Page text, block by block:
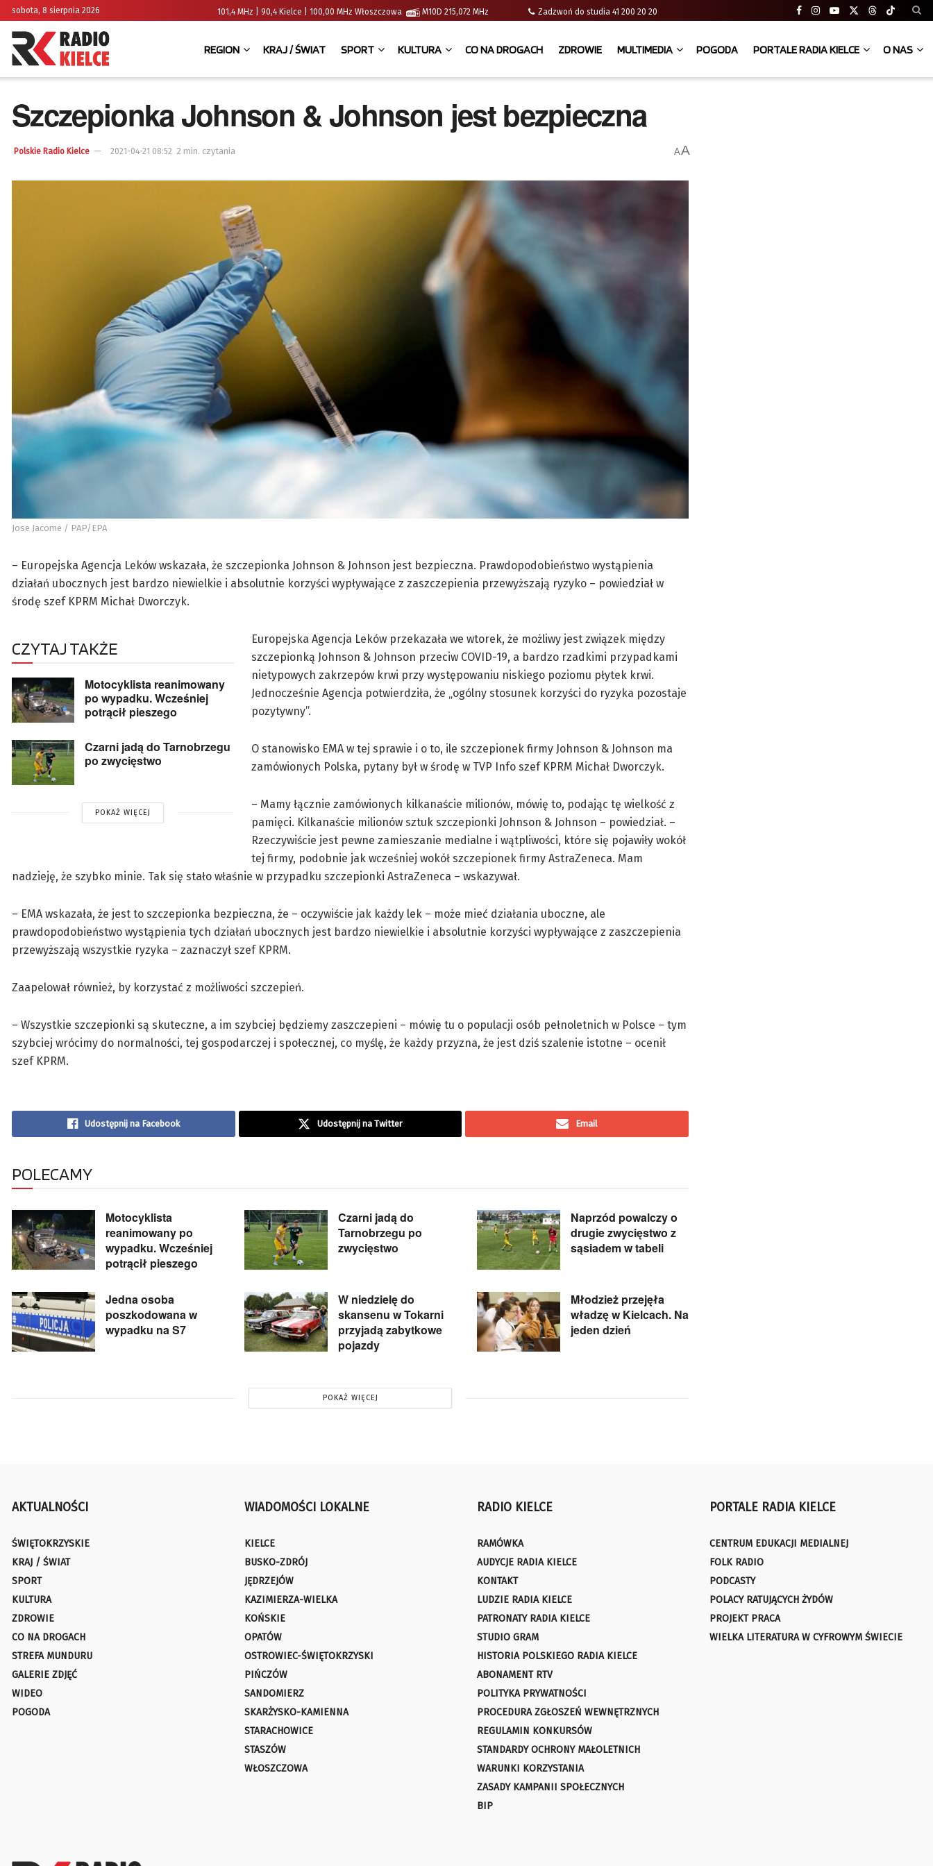
sobota, 8 sierpnia 2026 101,4 MHz | 90,4 Kielce | 100,00 MHz Włoszczowa M10D 215,072 MHz Zadzwoń do studia 41 200 20 20
REGION KRAJ / ŚWIAT SPORT KULTURA CO NA DROGACH ZDROWIE MULTIMEDIA POGODA PORTALE RADIA KIELCE O NAS
Szczepionka Johnson & Johnson jest bezpieczna
Polskie Radio Kielce 2021-04-21 08:52 2 min. czytania AA
Jose Jacome / PAP/EPA
– Europejska Agencja Leków wskazała, że szczepionka Johnson & Johnson jest bezpieczna. Prawdopodobieństwo wystąpienia
działań ubocznych jest bardzo niewielkie i absolutnie korzyści wypływające z zaszczepienia przewyższają ryzyko – powiedział w
środę szef KPRM Michał Dworczyk.
CZYTAJ TAKŻE
Motocyklista reanimowany
po wypadku. Wcześniej
potrącił pieszego
Czarni jadą do Tarnobrzegu
po zwycięstwo
POKAŻ WIĘCEJ
Europejska Agencja Leków przekazała we wtorek, że możliwy jest związek między
szczepionką Johnson & Johnson przeciw COVID-19, a bardzo rzadkimi przypadkami
nietypowych zakrzepów krwi przy występowaniu niskiego poziomu płytek krwi.
Jednocześnie Agencja potwierdziła, że „ogólny stosunek korzyści do ryzyka pozostaje
pozytywny”.
O stanowisko EMA w tej sprawie i o to, ile szczepionek firmy Johnson & Johnson ma
zamówionych Polska, pytany był w środę w TVP Info szef KPRM Michał Dworczyk.
– Mamy łącznie zamówionych kilkanaście milionów, mówię to, podając tę wielkość z
pamięci. Kilkanaście milionów sztuk szczepionki Johnson & Johnson – powiedział. –
Rzeczywiście jest pewne zamieszanie medialne i wątpliwości, które się pojawiły wokół
tej firmy, podobnie jak wcześniej wokół szczepionek firmy AstraZeneca. Mam
nadzieję, że szybko minie. Tak się stało właśnie w przypadku szczepionki AstraZeneca – wskazywał.
– EMA wskazała, że jest to szczepionka bezpieczna, że – oczywiście jak każdy lek – może mieć działania uboczne, ale
prawdopodobieństwo wystąpienia tych działań ubocznych jest bardzo niewielkie i absolutnie korzyści wypływające z zaszczepienia
przewyższają wszystkie ryzyka – zaznaczył szef KPRM.
Zaapelował również, by korzystać z możliwości szczepień.
– Wszystkie szczepionki są skuteczne, a im szybciej będziemy zaszczepieni – mówię tu o populacji osób pełnoletnich w Polsce – tym
szybciej wrócimy do normalności, tej gospodarczej i społecznej, co myślę, że każdy przyzna, że jest dziś szalenie istotne – ocenił
szef KPRM.
Udostępnij na Facebook Udostępnij na Twitter Email
POLECAMY
Motocyklista
reanimowany po
wypadku. Wcześniej
potrącił pieszego
Czarni jadą do
Tarnobrzegu po
zwycięstwo
Naprzód powalczy o
drugie zwycięstwo z
sąsiadem w tabeli
Jedna osoba
poszkodowana w
wypadku na S7
W niedzielę do
skansenu w Tokarni
przyjadą zabytkowe
pojazdy
Młodzież przejęła
władzę w Kielcach. Na
jeden dzień
POKAŻ WIĘCEJ
AKTUALNOŚCI
ŚWIĘTOKRZYSKIE
KRAJ / ŚWIAT
SPORT
KULTURA
ZDROWIE
CO NA DROGACH
STREFA MUNDURU
GALERIE ZDJĘĆ
WIDEO
POGODA
WIADOMOŚCI LOKALNE
KIELCE
BUSKO-ZDRÓJ
JĘDRZEJÓW
KAZIMIERZA-WIELKA
KOŃSKIE
OPATÓW
OSTROWIEC-ŚWIĘTOKRZYSKI
PIŃCZÓW
SANDOMIERZ
SKARŻYSKO-KAMIENNA
STARACHOWICE
STASZÓW
WŁOSZCZOWA
RADIO KIELCE
RAMÓWKA
AUDYCJE RADIA KIELCE
KONTAKT
LUDZIE RADIA KIELCE
PATRONATY RADIA KIELCE
STUDIO GRAM
HISTORIA POLSKIEGO RADIA KIELCE
ABONAMENT RTV
POLITYKA PRYWATNOŚCI
PROCEDURA ZGŁOSZEŃ WEWNĘTRZNYCH
REGULAMIN KONKURSÓW
STANDARDY OCHRONY MAŁOLETNICH
WARUNKI KORZYSTANIA
ZASADY KAMPANII SPOŁECZNYCH
BIP
PORTALE RADIA KIELCE
CENTRUM EDUKACJI MEDIALNEJ
FOLK RADIO
PODCASTY
POLACY RATUJĄCYCH ŻYDÓW
PROJEKT PRACA
WIELKA LITERATURA W CYFROWYM ŚWIECIE